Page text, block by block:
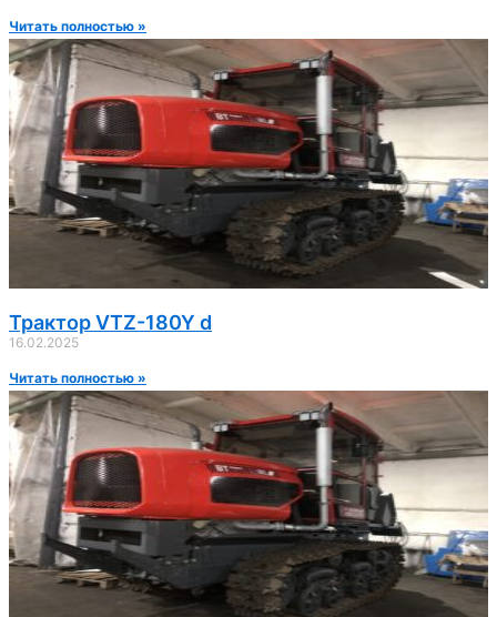
Читать полностью »
Трактор VTZ-180Y d
16.02.2025
Читать полностью »